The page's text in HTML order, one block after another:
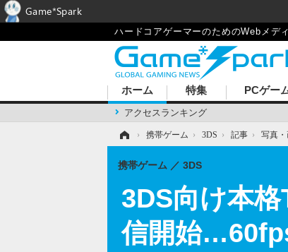
ハードコアゲーマーのためのWebメデ
ホーム
アクセスランキング
特集 PCゲー
› 携帯ゲーム › 3DS › 記事 › 写真
3DS向け本
信開始
携帯ゲーム 3DS
Game*Spark